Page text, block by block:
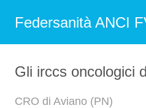
Federsanità ANCI
Gli irccs oncologici
CRO di Aviano (PN)